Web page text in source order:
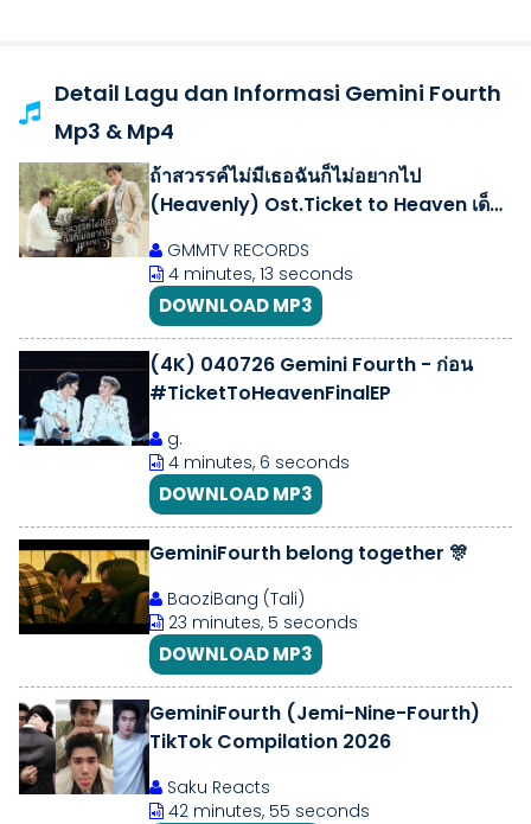
Detail Lagu dan Informasi Gemini Fourth
Mp3 & Mp4
ถ้าสวรรค์ไม่มีเธอฉันก็ไม่อยากไป
(Heavenly) Ost.Ticket to Heaven เด็ก
GMMTV RECORDS
4 minutes, 13 seconds
DOWNLOAD MP3
(4K) 040726 Gemini Fourth - ก่อน
#TicketToHeavenFinalEP
g.
4 minutes, 6 seconds
DOWNLOAD MP3
GeminiFourth belong together 🎊
BaoziBang (Tali)
23 minutes, 5 seconds
DOWNLOAD MP3
GeminiFourth (Jemi-Nine-Fourth)
TikTok Compilation 2026
Saku Reacts
42 minutes, 55 seconds